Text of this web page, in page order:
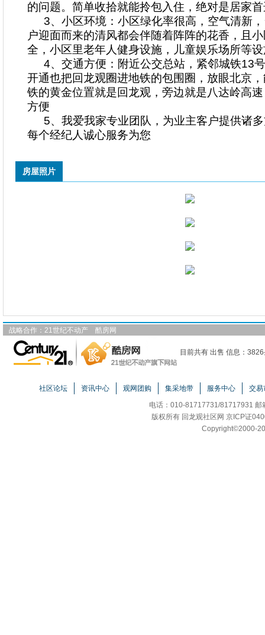
的问题。简单收拾就能拎包入住，绝对是居家
3、小区环境：小区绿化率很高，空气清新
户迎面而来的清风都会伴随着阵阵的花香，且
全，小区里老年人健身设施，儿童娱乐场所等
4、交通方便：附近公交总站，紧邻城铁13
开通也把回龙观圈进地铁的包围圈，放眼北京
铁的黄金位置就是回龙观，旁边就是八达岭高
方便
5、我爱我家专业团队，为业主客户提供诸
每个经纪人诚心服务为您
房屋照片
战略合作： 21世纪不动产 酷房网
目前共有 出售 信息：
社区论坛 资讯中心 观网团购 集采地带 服务中心
交易
电话：010-81717731/81717931 邮
版权所有 回龙观社区网 京ICP证
Copyright©2000-